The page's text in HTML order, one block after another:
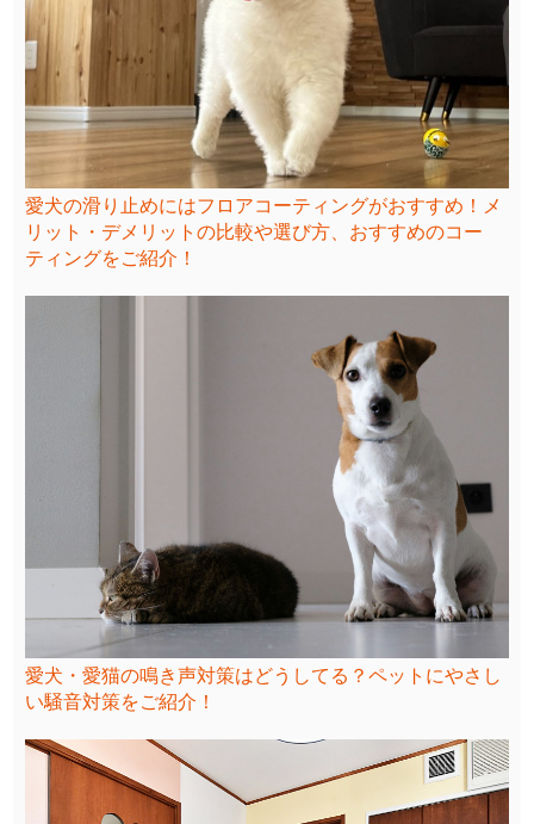
愛犬の滑り止めにはフロアコーティングがおすすめ！メ
リット・デメリットの比較や選び方、おすすめのコー
ティングをご紹介！
愛犬・愛猫の鳴き声対策はどうしてる？ペットにやさし
い騒音対策をご紹介！